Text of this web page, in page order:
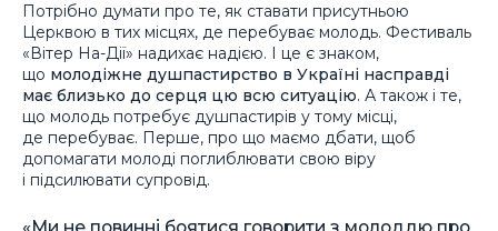
Потрібно думати про те, як ставати присутньою
Церквою в тих місцях, де перебуває молодь. Фестиваль
«Вітер На-Дії» надихає надією. І це є знаком,
що молодіжне душпастирство в Україні насправді
має близько до серця цю всю ситуацію. А також і те,
що молодь потребує душпастирів у тому місці,
де перебуває. Перше, про що маємо дбати, щоб
допомагати молоді поглиблювати свою віру
і підсилювати супровід.